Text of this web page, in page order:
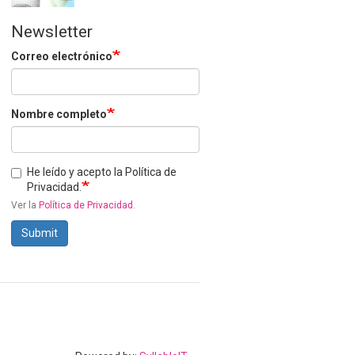
Newsletter
Correo electrónico
Nombre completo
He leído y acepto la Política de
Privacidad.
Ver la Política de Privacidad .
Submit